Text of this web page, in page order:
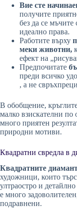
Вие сте
получите
без да се мъчите
идеално права.
Работите върху
меки животни,
ефект на
Предпочитате
преди всичко
, а не
В обобщение,
малко взискателни по
много приятен
природни мотиви.
Квадратни свредла в
Квадратните
художници, които
ултраостро и
е много
подравнени.